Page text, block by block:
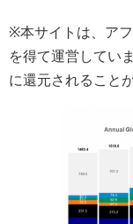
※本サイトは、ア
を得て運営してい
に還元されること